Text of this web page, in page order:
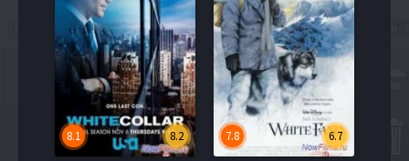
8.2
8.1 6.7
7.8